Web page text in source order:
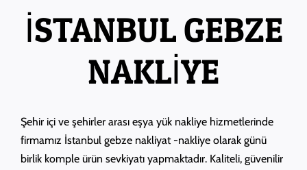
İSTANBUL GEBZE
NAKLİYE
Şehir içi ve şehirler arası eşya yük nakliye hizmetlerinde
firmamız İstanbul gebze nakliyat -nakliye olarak günü
birlik komple ürün sevkiyatı yapmaktadır. Kaliteli, güvenilir